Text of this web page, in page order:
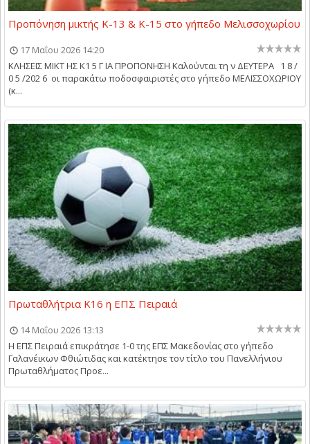
Προπόνηση μικτής Κ-13 & Κ-15 στο γήπεδο Μελισσοχωρίου
17 Μαΐου 2026 14:20
ΚΛΗΣΕΙΣ ΜΙΚΤ ΗΣ Κ1 5 Γ ΙΑ ΠΡΟΠΟΝΗΣΗ Καλούνται τη ν ΔΕΥΤΕΡΑ 1 8 /
0 5 /202 6 οι παρακάτω ποδοσφαιριστές στο γήπεδο ΜΕΛΙΣΣΟΧΩΡΙΟΥ
(κ...
Πρωταθλήτρια Κ16 η ΕΠΣ Πειραιά
14 Μαΐου 2026 13:13
Η ΕΠΣ Πειραιά επικράτησε 1-0 της ΕΠΣ Μακεδονίας στο γήπεδο
Γαλανέικων Φθιώτιδας και κατέκτησε τον τίτλο του Πανελλήνιου
Πρωταθλήματος Προε...